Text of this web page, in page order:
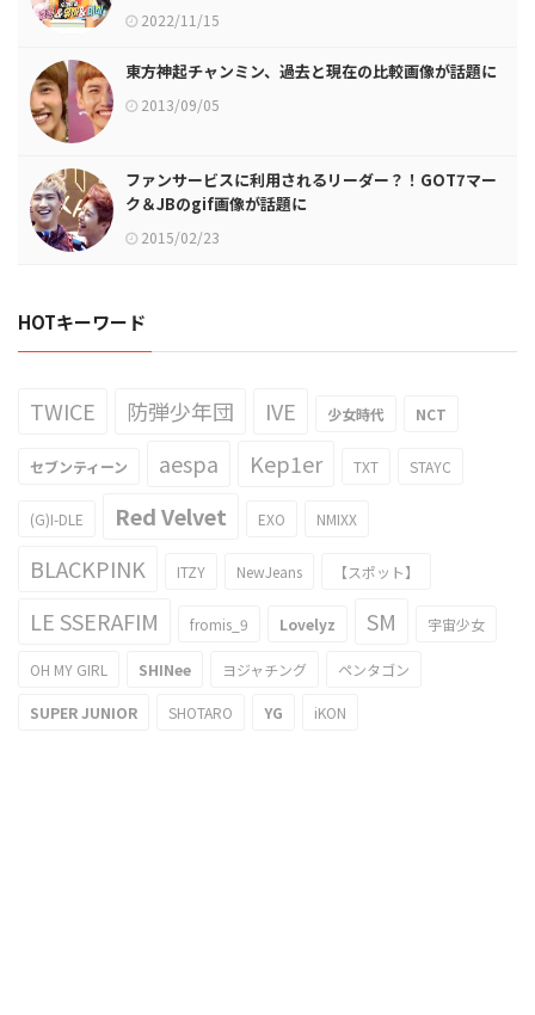
2022/11/15
東方神起チャンミン、過去と現在の比較画像が話題に
2013/09/05
ファンサービスに利用されるリーダー？！GOT7マー
ク＆JBのgif画像が話題に
2015/02/23
HOTキーワード
TWICE 防弾少年団 IVE 少女時代 NCT
セブンティーン aespa Kep1er TXT STAYC
(G)I-DLE Red Velvet EXO NMIXX
BLACKPINK ITZY NewJeans 【スポット】
LE SSERAFIM fromis_9 Lovelyz SM 宇宙少女
OH MY GIRL SHINee ヨジャチング ペンタゴン
SUPER JUNIOR SHOTARO YG iKON